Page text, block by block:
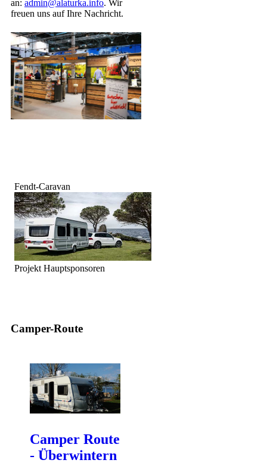
an: admin@alaturka.info. Wir
freuen uns auf Ihre Nachricht.
Fendt-Caravan
Projekt Hauptsponsoren
Camper-Route
Camper Route
- Überwintern